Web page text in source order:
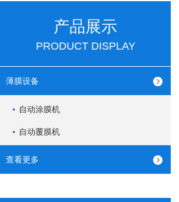
产品展示
PRODUCT DISPLAY
薄膜设备
自动涂膜机
自动覆膜机
查看更多